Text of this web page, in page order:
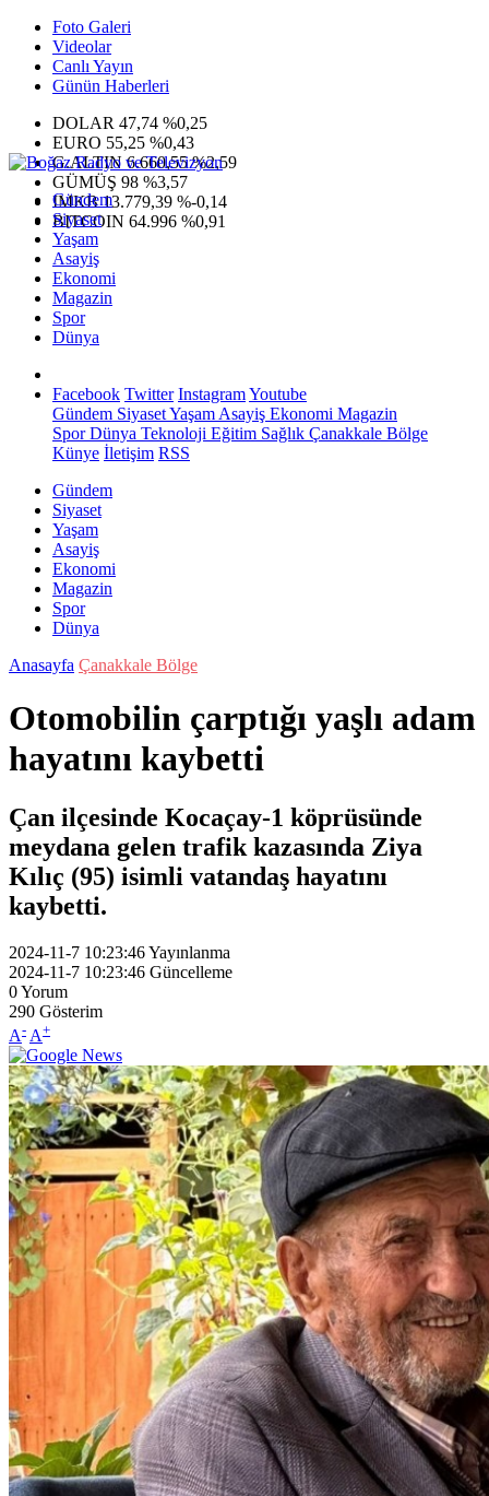
Foto Galeri
Videolar
Canlı Yayın
Günün Haberleri
DOLAR 47,74 %0,25
EURO 55,25 %0,43
G.ALTIN6.660,55 %2,59
GÜMÜŞ 98 %3,57
IMKB13.779,39 %-0,14
BITCOIN 64.996 %0,91
Gündem
Siyaset
Yaşam
Asayiş
Ekonomi
Magazin
Spor
Dünya
Facebook Twitter InstagramYoutube
Gündem SiyasetYaşam Asayiş Ekonomi Magazin
SporDünya Teknoloji Eğitim Sağlık Çanakkale Bölge
Künye İletişim RSS
Gündem
Siyaset
Yaşam
Asayiş
Ekonomi
Magazin
Spor
Dünya
Anasayfa Çanakkale Bölge
Otomobilin çarptığı yaşlı adam
hayatını kaybetti
Çan ilçesinde Kocaçay-1 köprüsünde
meydana gelen trafik kazasında Ziya
Kılıç (95) isimli vatandaş hayatını
kaybetti.
2024-11-7 10:23:46Yayınlanma
2024-11-7 10:23:46 Güncelleme
0Yorum
290 Gösterim
A- A+